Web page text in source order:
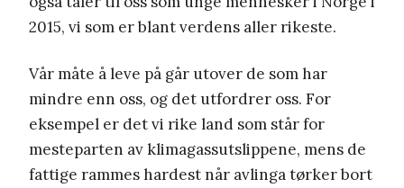
2015, vi som er blant verdens aller rikeste.
Vår måte å leve på går utover de som har
mindre enn oss, og det utfordrer oss. For
eksempel er det vi rike land som står for
mesteparten av klimagassutslippene, mens de
fattige rammes hardest når avlinga tørker bort